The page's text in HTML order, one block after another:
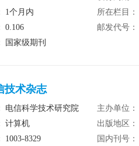
1个月内 所在栏目：
0.106 邮发代号：
国家级期刊
技术杂志
电信科学技术研究院 主办单位：
计算机 出版地区：
1003-8329 国内刊号：